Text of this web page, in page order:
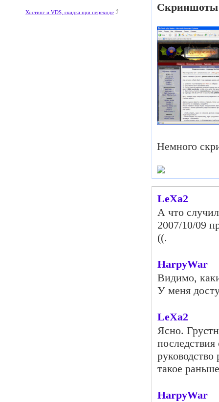
Хостинг и VDS, скидка при переходе ⤴ Скриншоты
Немного
LeXa2
А что
2007/10/09
((.
HarpyWar
Видимо,
У меня
LeXa2
Ясно.
такое
HarpyWar